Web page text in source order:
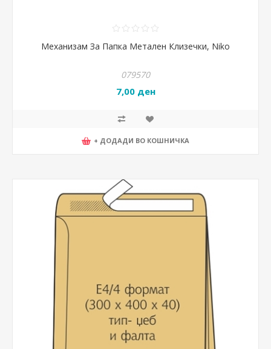
Механизам За Папка Метален Клизечки, Niko
079570
7,00 ден
+ ДОДАДИ ВО КОШНИЧКА